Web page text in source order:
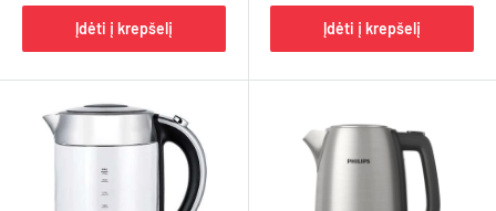
Įdėti į krepšelį Įdėti į krepšelį